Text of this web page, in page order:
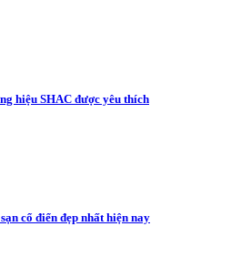
hiệu SHAC được yêu thích
cổ điển đẹp nhất hiện nay